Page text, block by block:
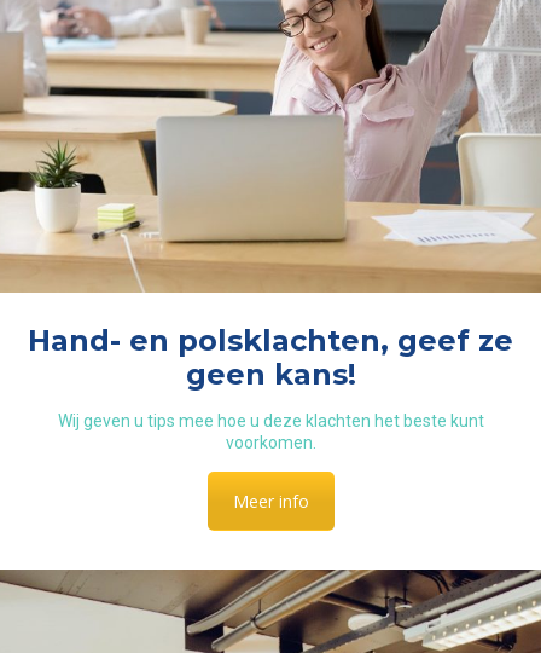
Hand- en polsklachten, geef ze
geen kans!
Wij geven u tips mee hoe u deze klachten het beste kunt
voorkomen.
Meer info